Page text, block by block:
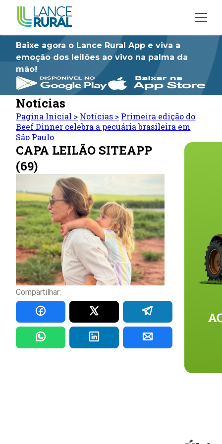
Baixe agora o Lance Rural App e viva a
emoção dos leilões ao vivo na palma da
mão!
Notícias
Pagina Inicial > Notícias > Primeira edição do
Beef Dinner celebra a pecuária brasileira em
São Paulo
CAPA LEILÃO SITEAPP
(69)
Compartilhar: